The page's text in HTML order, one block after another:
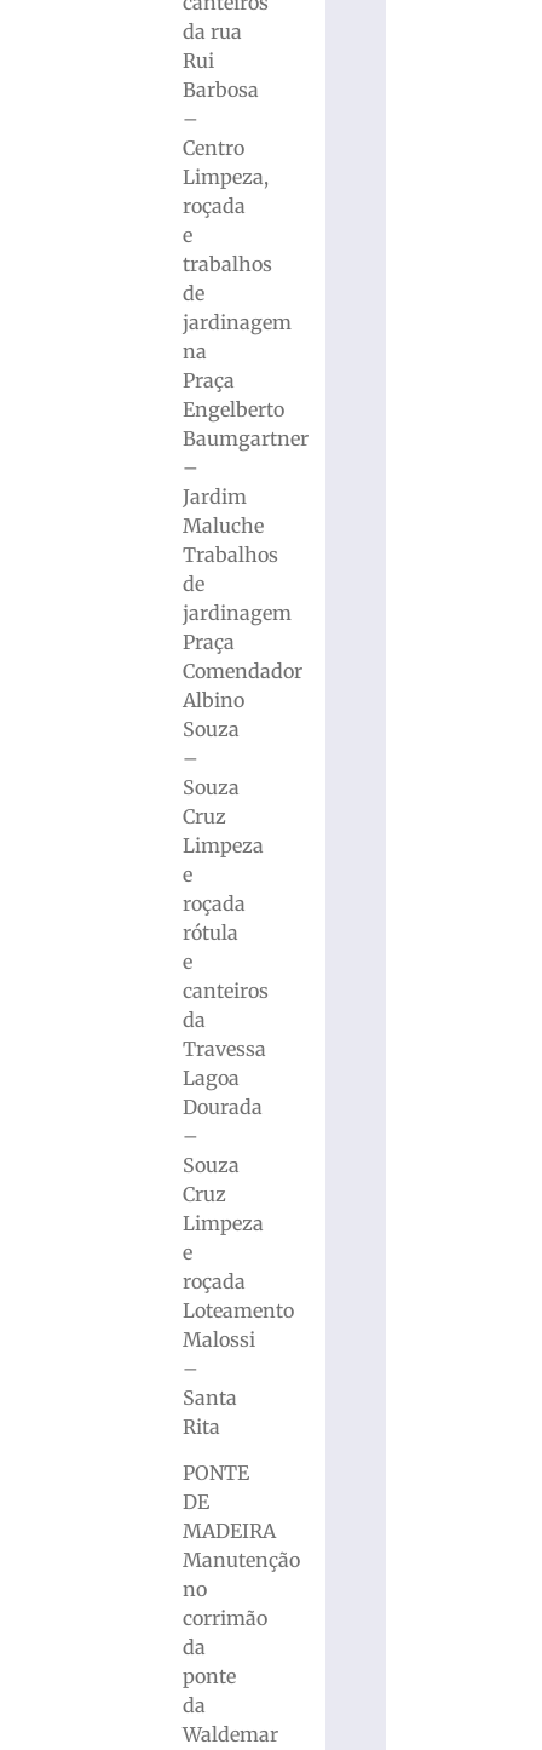
da rua
Rui
Barbosa
–
Centro
Limpeza,
roçada
e
trabalhos
de
jardinagem
na
Praça
Engelberto
Baumgartner
–
Jardim
Maluche
Trabalhos
de
jardinagem
Praça
Comendador
Albino
Souza
–
Souza
Cruz
Limpeza
e
roçada
rótula
e
canteiros
da
Travessa
Lagoa
Dourada
–
Souza
Cruz
Limpeza
e
roçada
Loteamento
Malossi
–
Santa
Rita
PONTE
DE
MADEIRA
Manutenção
no
corrimão
da
ponte
da
Waldemar